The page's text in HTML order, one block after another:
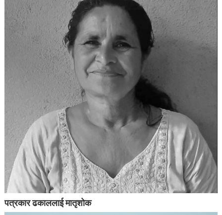
पत्रकार ढकाललाई मातृशोक